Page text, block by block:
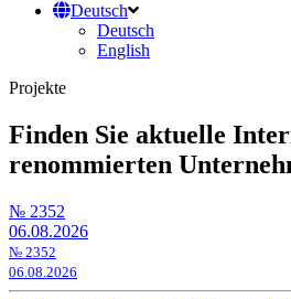
Deutsch
Deutsch
English
Projekte
Finden Sie aktuelle
renommierten
№ 2352
06.08.2026
№ 2352
06.08.2026